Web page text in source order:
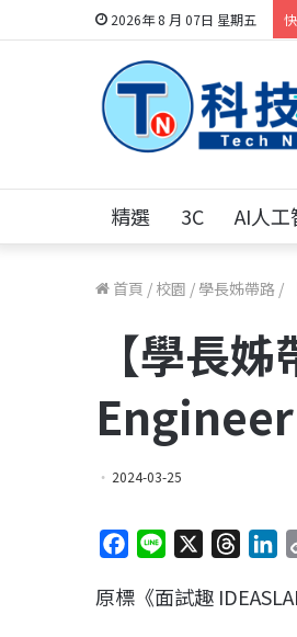
2026年 8 月 07日 星期五
精選 3C AI人工
首頁 / 校園 / 學長姊帶路 /
【學長
2024-03-25
c
n
r
n
原標《面試趣